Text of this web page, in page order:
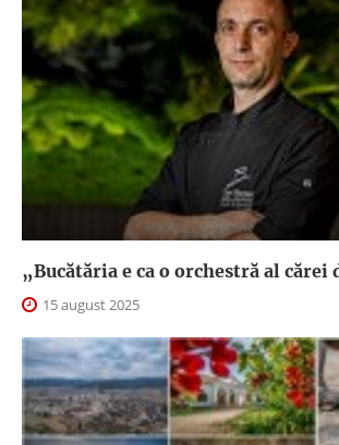
„Bucătăria e ca o orchestră al
15 august 2025